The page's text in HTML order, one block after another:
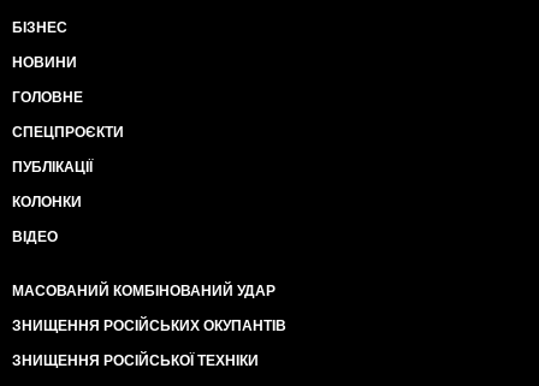
БІЗНЕС
НОВИНИ
ГОЛОВНЕ
СПЕЦПРОЄКТИ
ПУБЛІКАЦІЇ
КОЛОНКИ
ВІДЕО
МАСОВАНИЙ КОМБІНОВАНИЙ УДАР
ЗНИЩЕННЯ РОСІЙСЬКИХ ОКУПАНТІВ
ЗНИЩЕННЯ РОСІЙСЬКОЇ ТЕХНІКИ